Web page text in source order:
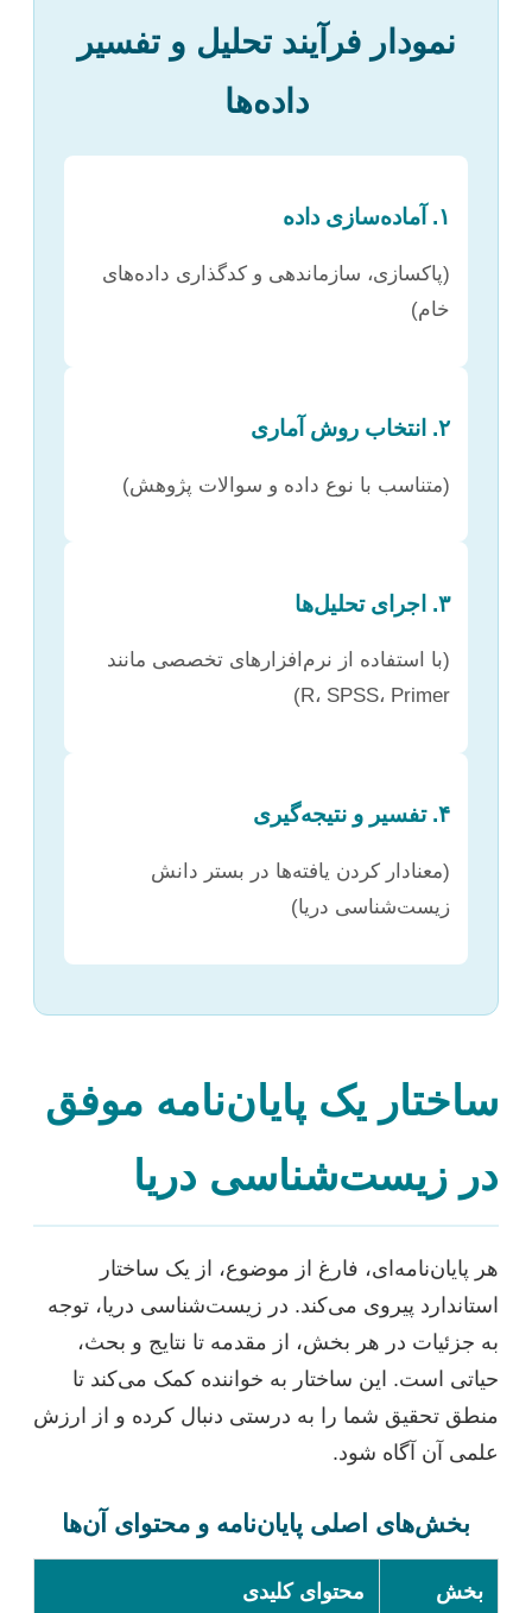
نمودار فرآیند تحلیل و تفسیر
داده‌ها
۱. آماده‌سازی داده
(پاکسازی، سازماندهی و کدگذاری داده‌های
خام)
۲. انتخاب روش آماری
(متناسب با نوع داده و سوالات پژوهش)
۳. اجرای تحلیل‌ها
(با استفاده از نرم‌افزارهای تخصصی مانند
R، SPSS، Primer)
۴. تفسیر و نتیجه‌گیری
(معنادار کردن یافته‌ها در بستر دانش
زیست‌شناسی دریا)
ساختار یک پایان‌نامه موفق
در زیست‌شناسی دریا
هر پایان‌نامه‌ای، فارغ از موضوع، از یک ساختار
استاندارد پیروی می‌کند. در زیست‌شناسی دریا، توجه
به جزئیات در هر بخش، از مقدمه تا نتایج و بحث،
حیاتی است. این ساختار به خواننده کمک می‌کند تا
منطق تحقیق شما را به درستی دنبال کرده و از ارزش
علمی آن آگاه شود.
بخش‌های اصلی پایان‌نامه و محتوای آن‌ها
بخش محتوای کلیدی